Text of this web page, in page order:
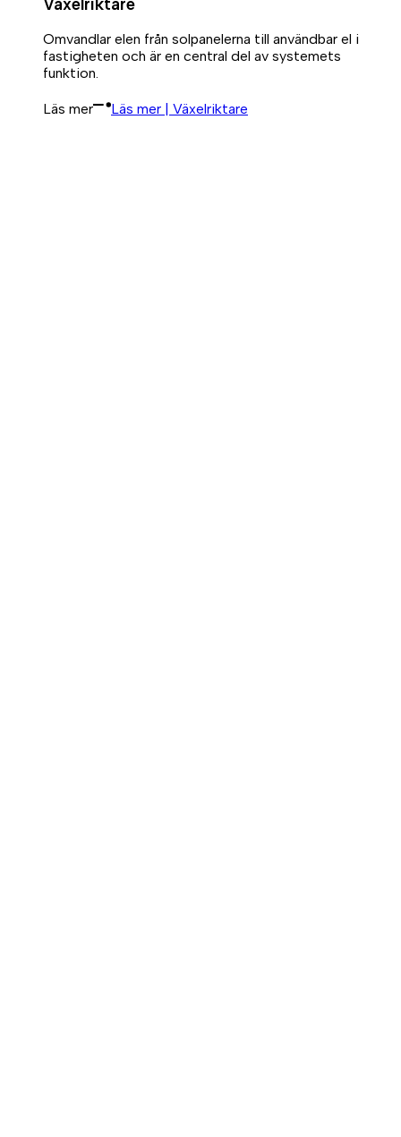
Omvandlar elen från solpanelerna till användbar el i
fastigheten och är en central del av systemets
funktion.
Läs mer Läs mer | Växelriktare